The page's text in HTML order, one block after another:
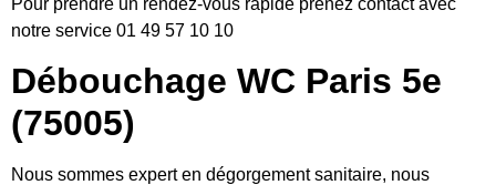
notre service 01 49 57 10 10
Débouchage WC Paris 5e
(75005)
Nous sommes expert en dégorgement sanitaire, nous